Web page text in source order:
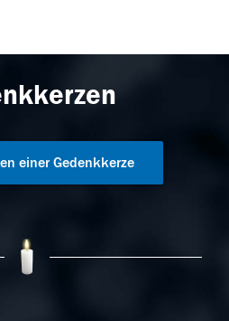
einer Gedenkkerze